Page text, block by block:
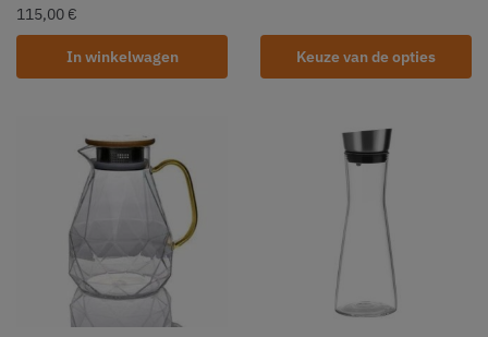
115,00 €
In winkelwagen Keuze van de opties